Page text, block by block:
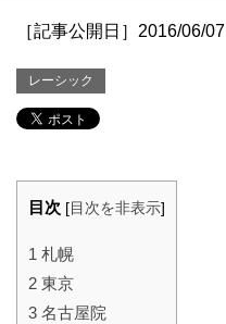
［記事公開日］2016/06/07
レーシック
目次 [ 目次を非表示]
1 札幌
2 東京
3 名古屋院